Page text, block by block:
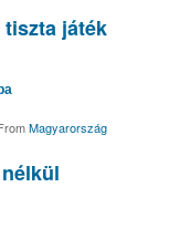
játék
Magyarország